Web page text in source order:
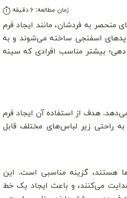
زمان مطالعه: ۶ دقیقه
منحصر به فردشان، مانند ایجاد فرم
پدهای اسفنجی ساخته می‌شوند و به
بیشتر مناسب افرادی که سینه
هدف از استفاده آن ایجاد فرم
راحتی زیر لباس‌های مختلف قابل
هستند، گزینه مناسبی است. این
می‌کنند، و باعث ایجاد یک خط